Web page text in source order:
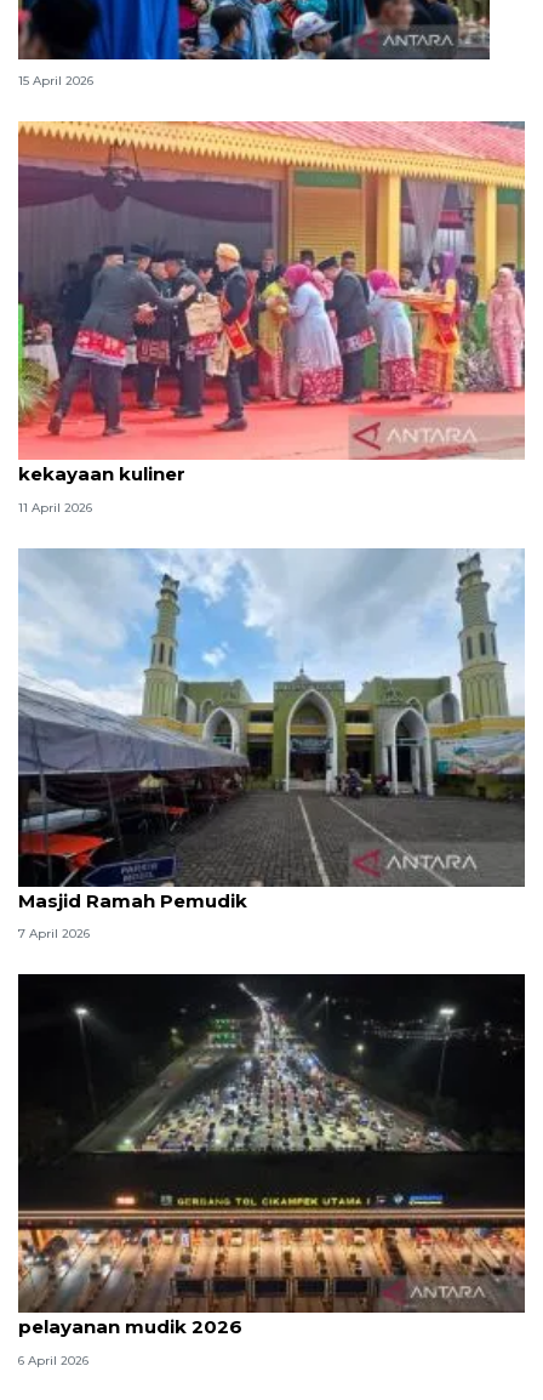
Lebaran Betawi, harmoni tradisi dan kota global
15 April 2026
Tradisi hantaran Lebaran Betawi simbol bakti dan
kekayaan kuliner
11 April 2026
Kemenag: 3,5 juta orang manfaatkan layanan
Masjid Ramah Pemudik
7 April 2026
Survei: 88,8 persen responden puas dengan
pelayanan mudik 2026
6 April 2026